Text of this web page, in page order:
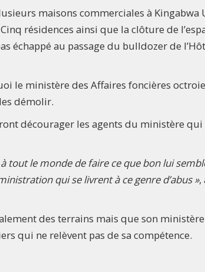
maisons commerciales à Kingabwa
résidences ainsi que la clôture de
échappé au passage du bulldozer de
le ministère des Affaires foncières
démolir.
décourager les agents du ministère qui
tout le monde de faire ce que bon lui
qui se livrent à ce genre d’abus »,
des terrains mais que son
qui ne relèvent pas de sa compétence.